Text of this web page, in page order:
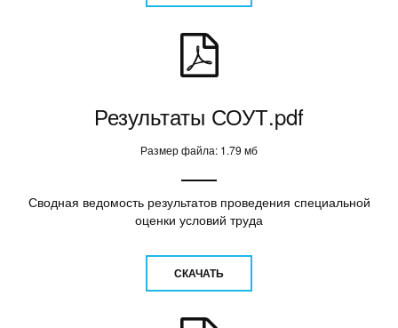
Результаты СОУТ.pdf
Размер файла: 1.79 мб
Сводная ведомость результатов проведения специальной
оценки условий труда
СКАЧАТЬ